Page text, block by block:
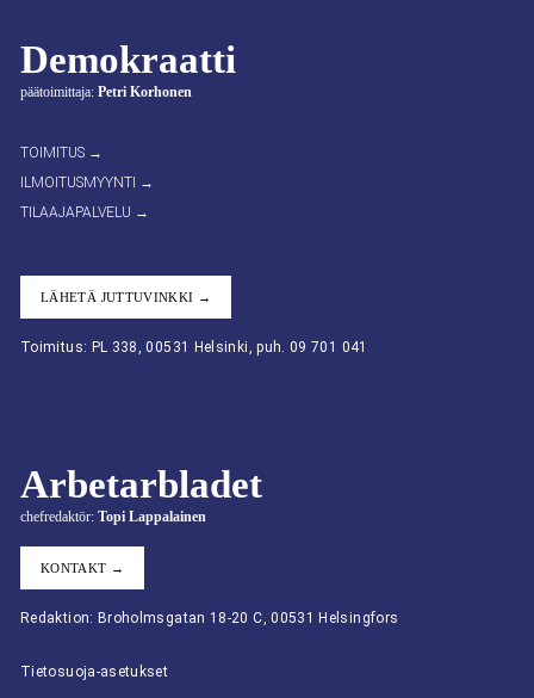
Demokraatti
päätoimittaja: Petri Korhonen
TOIMITUS →
ILMOITUSMYYNTI →
TILAAJAPALVELU →
LÄHETÄ JUTTUVINKKI →
Toimitus: PL 338, 00531 Helsinki, puh. 09 701 041
Arbetarbladet
chefredaktör: Topi Lappalainen
KONTAKT →
Redaktion: Broholmsgatan 18-20 C, 00531 Helsingfors
Tietosuoja-asetukset